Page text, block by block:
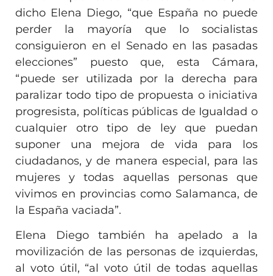
dicho Elena Diego, “que España no puede
perder la mayoría que lo socialistas
consiguieron en el Senado en las pasadas
elecciones” puesto que, esta Cámara,
“puede ser utilizada por la derecha para
paralizar todo tipo de propuesta o iniciativa
progresista, políticas públicas de Igualdad o
cualquier otro tipo de ley que puedan
suponer una mejora de vida para los
ciudadanos, y de manera especial, para las
mujeres y todas aquellas personas que
vivimos en provincias como Salamanca, de
la España vaciada”.
Elena Diego también ha apelado a la
movilización de las personas de izquierdas,
al voto útil, “al voto útil de todas aquellas